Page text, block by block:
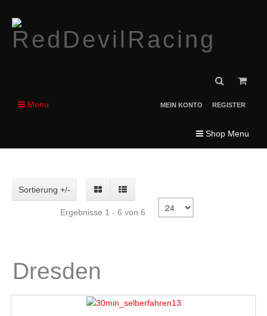
MEIN KONTO REGISTER
Menu
Shop Menu
Sortierung +/-
Ergebnisse 1 - 6 von 6
Dresden